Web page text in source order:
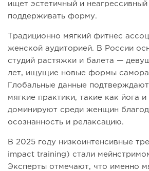
ищет эстетичный и
поддерживать форму.
Традиционно мягкий фитнес
женской аудиторией. В России
студий растяжки и балета —
лет, ищущие новые формы
Глобальные данные
мягкие практики, такие как йога и
доминируют среди женщин
осознанность и релаксацию.
В 2025 году низкоинтенсивные
impact training) стали
Эксперты отмечают, что именно